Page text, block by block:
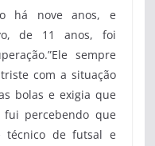
há nove anos, e
de 11 anos, foi
sempre
com a situação
bolas e exigia que
fui percebendo que
técnico de futsal e